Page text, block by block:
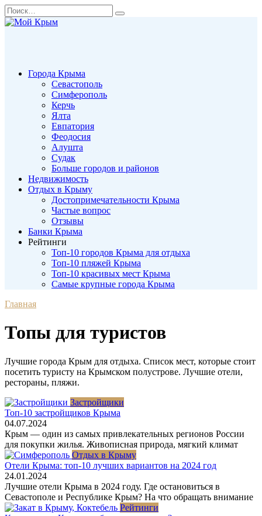
Перейти
к
содержанию
Search
for:
Города Крыма
Севастополь
Симферополь
Керчь
Ялта
Евпатория
Феодосия
Алушта
Судак
Больше городов и районов
Недвижимость
Отдых в Крыму
Достопримечательности Крыма
Частые вопрос
Отзывы
Банки Крыма
Рейтинги
Топ-10 городов Крыма для отдыха
Топ-10 пляжей Крыма
Топ-10 красивых мест Крыма
Самые крупные города Крыма
Главная
Топы для туристов
Лучшие города Крым для отдыха. Список мест, которые стоит
посетить туристу на Крымском полустрове. Лучшие отели,
рестораны, пляжи.
Застройщики
Топ-10 застройщиков Крыма
04.07.2024
Крым — один из самых привлекательных регионов России
для покупки жилья. Живописная природа, мягкий климат
Отдых в Крыму
Отели Крыма: топ-10 лучших вариантов на 2024 год
24.01.2024
Лучшие отели Крыма в 2024 году. Где остановиться в
Севастополе и Республике Крым? На что обращать внимание
Рейтинги